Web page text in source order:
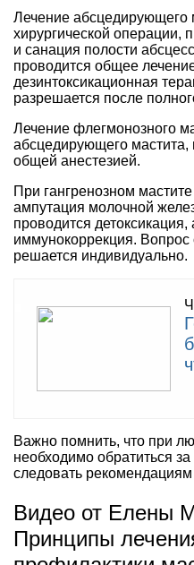
Лечение абсцедирующего
хирургической операции,
и санация полости
проводится общее
дезинтоксикационная
разрешается после
Лечение флегмонозного
абсцедирующего мастита,
общей анестезией.
При гангренозном
ампутация молочной
проводится
иммунокоррекция.
решается индивидуально.
Важно помнить, что при
необходимо обратиться
следовать рекомендациям
Видео от Елены
Принципы